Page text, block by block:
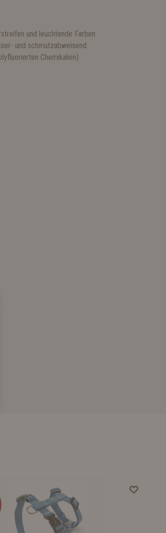
und leuchtende Farben
und schmutzabweisend
Chemikalien)